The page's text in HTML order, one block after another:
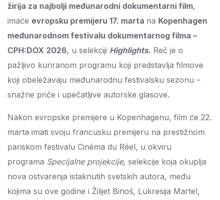
žirija za najbolji međunarodni dokumentarni film,
imaće evropsku premijeru 17. marta na Kopenhagen
međunarodnom festivalu dokumentarnog filma –
CPH:DOX 2026, u selekciji Highlights. Reč je o
pažljivo kuriranom programu koji predstavlja filmove
koji obeležavaju međunarodnu festivalsku sezonu –
snažne priče i upečatljive autorske glasove.
Nakon evropske premijere u Kopenhagenu, film će 22.
marta imati svoju francusku premijeru na prestižnom
pariskom festivalu Cinéma du Réel, u okviru
programa Specijalne projekcije, selekcije koja okuplja
nova ostvarenja istaknutih svetskih autora, među
kojima su ove godine i Žilijet Binoš, Lukresija Martel,